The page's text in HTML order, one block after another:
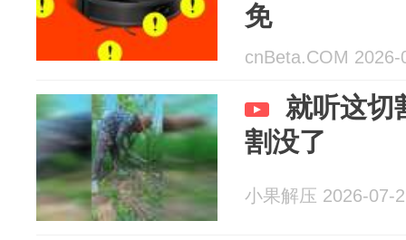
免
cnBeta.COM 2026-
就听这切
割没了
小果解压 2026-07-